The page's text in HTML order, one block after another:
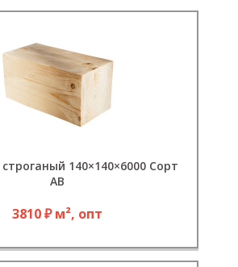
строганый 140×140×6000 Сорт
АВ
3810 ₽ м², опт